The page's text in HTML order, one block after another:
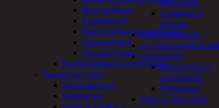
kiinnikkeet
Sulakkeet ja
liittimet
Asennuskaapelit
Jatkojohdot
Jatkojohdot ja
ajastinkellot
Pistotulpat
Pisto ja -jakorasiat
Muut pumput
Painepesurit
Reppuruiskut ja painepullot
Uppopumput
Vesiautomaatit
Ruohonleikkurit ja trimmerit
Puutarhan hoito
Kastelukannut
Kateharsot